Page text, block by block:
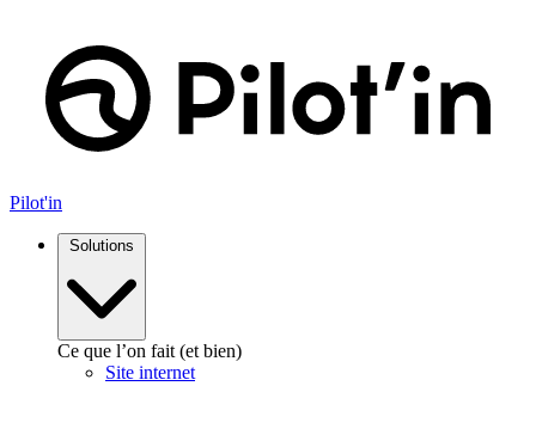
Pilot'in
Solutions
Ce que l’on fait (et bien)
Site internet